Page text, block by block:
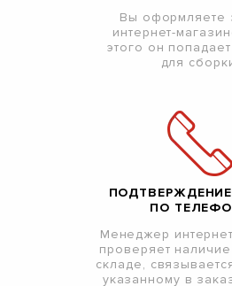
Вы оформляете
интернет-
этого он
для
ПО
Менеджер
проверяет
складе,
указанному в